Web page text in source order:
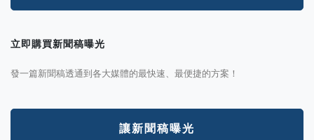
立即購買新聞稿曝光
發一篇新聞稿透通到各大媒體的最快速、最便捷的方案！
讓新聞稿曝光